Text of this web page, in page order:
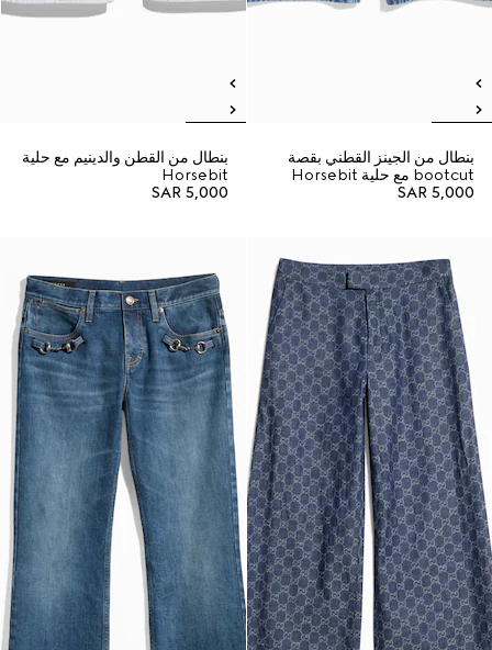
بنطال من الجينز القطني بقصة
bootcut مع حلية Horsebit
SAR 5,000
بنطال من القطن والدينيم مع حلية
Horsebit
SAR 5,000